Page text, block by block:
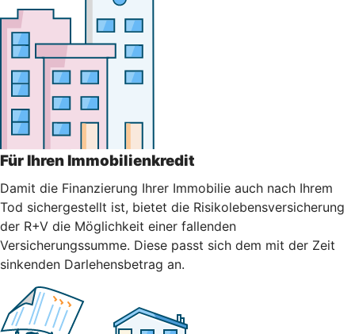
Für Ihren Immobilienkredit
Damit die Finanzierung Ihrer Immobilie auch nach Ihrem
Tod sichergestellt ist, bietet die Risikolebensversicherung
der R+V die Möglichkeit einer fallenden
Versicherungssumme. Diese passt sich dem mit der Zeit
sinkenden Darlehensbetrag an.